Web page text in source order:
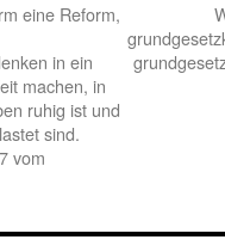
eine Reform,
in ein
machen, in
ruhig ist und
sind.
vom